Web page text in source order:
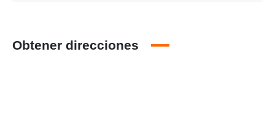
Obtener direcciones